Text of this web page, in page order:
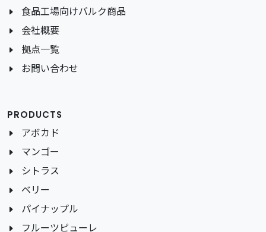
食品工場向けバルク商品
会社概要
拠点一覧
お問い合わせ
PRODUCTS
アボカド
マンゴー
シトラス
ベリー
パイナップル
フルーツピューレ